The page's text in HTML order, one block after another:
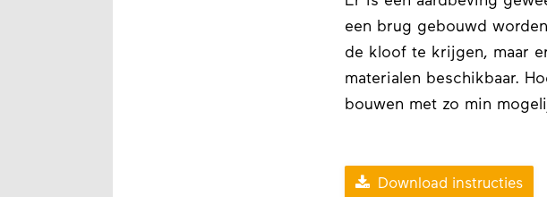
een brug gebouwd
de kloof te krijgen, maar
materialen beschikbaar.
bouwen met zo min
 Download instructies